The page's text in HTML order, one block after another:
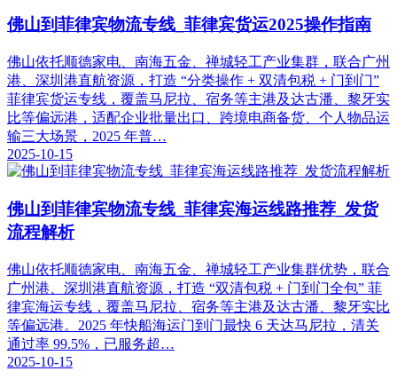
佛山到菲律宾物流专线_菲律宾货运2025操作指南
佛山依托顺德家电、南海五金、禅城轻工产业集群，联合广州
港、深圳港直航资源，打造 “分类操作 + 双清包税 + 门到门”
菲律宾货运专线，覆盖马尼拉、宿务等主港及达古潘、黎牙实
比等偏远港，适配企业批量出口、跨境电商备货、个人物品运
输三大场景，2025 年普…
2025-10-15
佛山到菲律宾物流专线_菲律宾海运线路推荐_发货
流程解析
佛山依托顺德家电、南海五金、禅城轻工产业集群优势，联合
广州港、深圳港直航资源，打造 “双清包税 + 门到门全包” 菲
律宾海运专线，覆盖马尼拉、宿务等主港及达古潘、黎牙实比
等偏远港。2025 年快船海运门到门最快 6 天达马尼拉，清关
通过率 99.5%，已服务超…
2025-10-15